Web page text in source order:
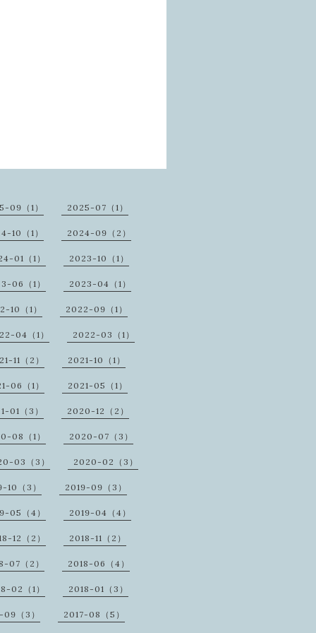
09（1） 2025-07（1）
10（1） 2024-09（2）
01（1） 2023-10（1）
06（1） 2023-04（1）
10（1） 2022-09（1）
04（1） 2022-03（1）
11（2） 2021-10（1）
06（1） 2021-05（1）
01（3） 2020-12（2）
08（1） 2020-07（3）
03（3） 2020-02（3）
10（3） 2019-09（3）
05（4） 2019-04（4）
12（2） 2018-11（2）
07（2） 2018-06（4）
02（1） 2018-01（3）
（3） 2017-08（5）